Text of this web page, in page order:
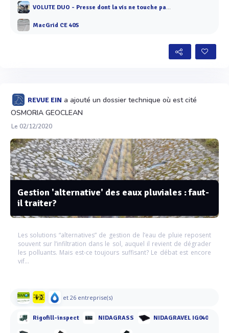
VOLUTE DUO - Presse dont la vis ne touche pas les anneaux
MacGrid CE 40S
REVUE EIN a ajouté un dossier technique où est cité
OSMORIA GEOCLEAN
Le 02/12/2020
Gestion 'alternative' des eaux pluviales : faut-
il traiter?
Les solutions “alternatives” de gestion de l’eau de pluie reposent
souvent sur l’infiltration dans le sol, auquel il revient de dégrader
les polluants. Mais est-ce toujours suffisant? Le débat est encore
vif…
et 26 entreprise(s)
Rigofill-inspect NIDAGRASS NIDAGRAVEL IG040